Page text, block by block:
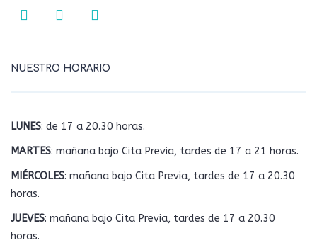
NUESTRO HORARIO
LUNES: de 17 a 20.30 horas.
MARTES: mañana bajo Cita Previa, tardes de 17 a 21 horas.
MIÉRCOLES: mañana bajo Cita Previa, tardes de 17 a 20.30
horas.
JUEVES: mañana bajo Cita Previa, tardes de 17 a 20.30
horas.